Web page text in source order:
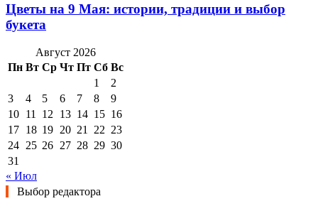
Цветы на 9 Мая: истории, традиции и выбор
букета
Август 2026
Пн Вт Ср Чт Пт Сб Вс
1
2
3
4 5 6 7 8
9
10 11 12 13 14 15 16
17 18 19 20 21 22 23
24 25 26 27 28 29 30
31
« Июл
Выбор редактора